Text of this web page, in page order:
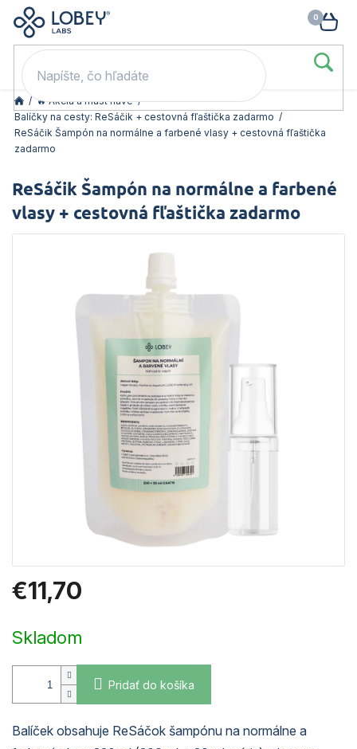
Prejsť
obsah
kódom LOB20 (nad 80 eur). 👉
/ 🔥 Akcia a must have /
Balíčky na cesty: ReSáčik + cestovná fľaštička zadarmo /
ReSáčik Šampón na normálne a farbené vlasy + cestovná fľaštička
zadarmo
ReSáčik Šampón na normálne a farbené
vlasy + cestovná fľaštička zadarmo
€11,70
cena:
Skladom
Pridať do košíka
Balíček obsahuje ReSáčok šampónu na normálne a